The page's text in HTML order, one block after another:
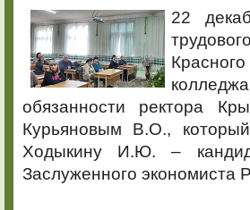
22
обязанности ректора
Курьяновым В.О.,
Ходыкину И.Ю. –
Заслуженного экономиста